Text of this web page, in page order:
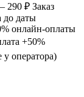
290 ₽ Заказ
до даты
онлайн-оплаты
+50%
у оператора)